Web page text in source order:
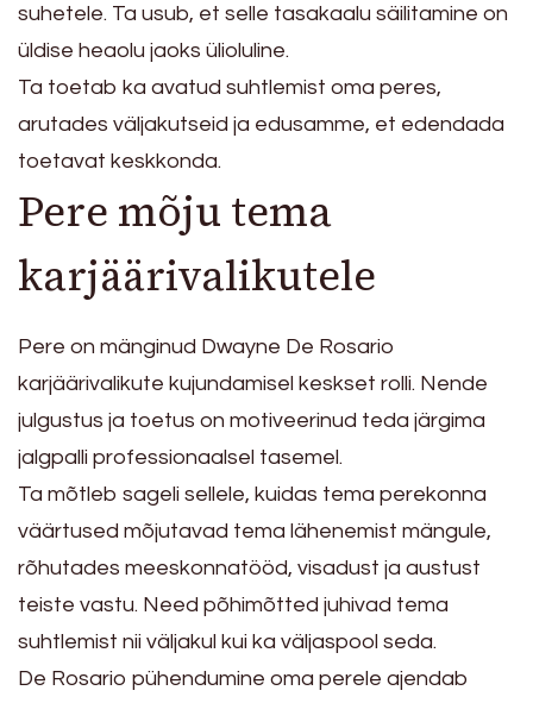
suhetele. Ta usub, et selle tasakaalu säilitamine on
üldise heaolu jaoks ülioluline.
Ta toetab ka avatud suhtlemist oma peres,
arutades väljakutseid ja edusamme, et edendada
toetavat keskkonda.
Pere mõju tema
karjäärivalikutele
Pere on mänginud Dwayne De Rosario
karjäärivalikute kujundamisel keskset rolli. Nende
julgustus ja toetus on motiveerinud teda järgima
jalgpalli professionaalsel tasemel.
Ta mõtleb sageli sellele, kuidas tema perekonna
väärtused mõjutavad tema lähenemist mängule,
rõhutades meeskonnatööd, visadust ja austust
teiste vastu. Need põhimõtted juhivad tema
suhtlemist nii väljakul kui ka väljaspool seda.
De Rosario pühendumine oma perele ajendab